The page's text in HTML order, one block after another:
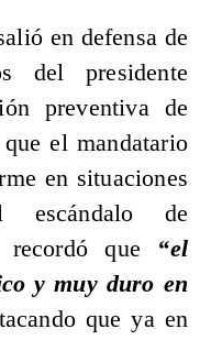
en defensa de
del presidente
preventiva de
el mandatario
en situaciones
de
recordó que “el
y muy duro en
que ya en